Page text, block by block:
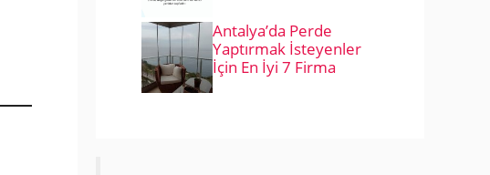
Antalya’da Perde
Yaptırmak İsteyenler
İçin En İyi 7 Firma